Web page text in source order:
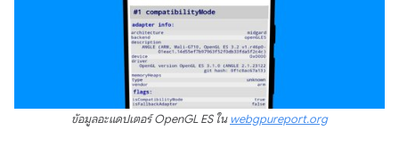
ข้อมูลอะแดปเตอร์ OpenGL ES ในwebgpureport.org